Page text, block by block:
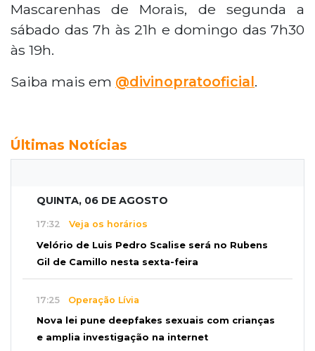
Mascarenhas de Morais, de segunda a
sábado das 7h às 21h e domingo das 7h30
às 19h.
Saiba mais em @divinopratooficial.
Últimas Notícias
QUINTA, 06 DE AGOSTO
17:32 Veja os horários
Velório de Luis Pedro Scalise será no Rubens
Gil de Camillo nesta sexta-feira
17:25 Operação Lívia
Nova lei pune deepfakes sexuais com crianças
e amplia investigação na internet